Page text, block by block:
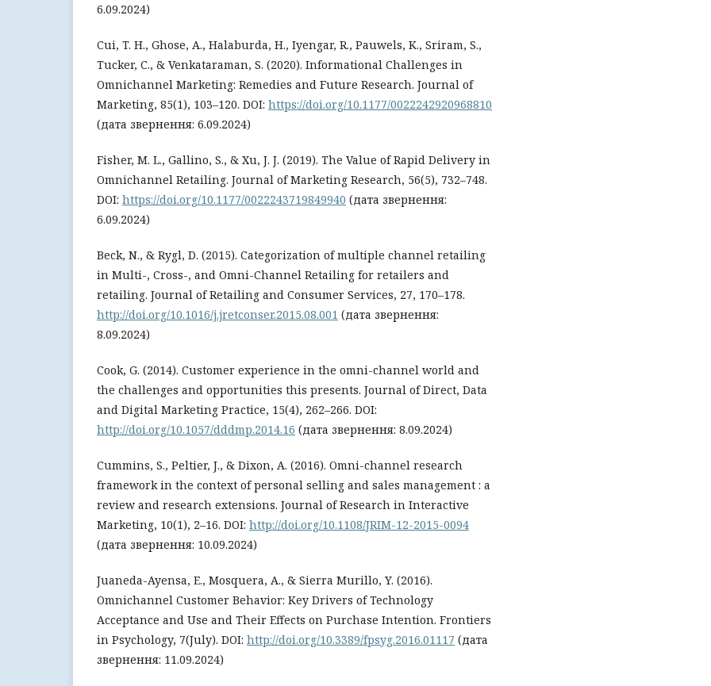
6.09.2024)
Cui, T. H., Ghose, A., Halaburda, H., Iyengar, R., Pauwels, K., Sriram, S.,
Tucker, C., & Venkataraman, S. (2020). Informational Challenges in
Omnichannel Marketing: Remedies and Future Research. Journal of
Marketing, 85(1), 103–120. DOI: https://doi.org/10.1177/0022242920968810
(дата звернення: 6.09.2024)
Fisher, M. L., Gallino, S., & Xu, J. J. (2019). The Value of Rapid Delivery in
Omnichannel Retailing. Journal of Marketing Research, 56(5), 732–748.
DOI: https://doi.org/10.1177/0022243719849940 (дата звернення:
6.09.2024)
Beck, N., & Rygl, D. (2015). Categorization of multiple channel retailing
in Multi-, Cross-, and Omni-Channel Retailing for retailers and
retailing. Journal of Retailing and Consumer Services, 27, 170–178.
http://doi.org/10.1016/j.jretconser.2015.08.001 (дата звернення:
8.09.2024)
Cook, G. (2014). Customer experience in the omni-channel world and
the challenges and opportunities this presents. Journal of Direct, Data
and Digital Marketing Practice, 15(4), 262–266. DOI:
http://doi.org/10.1057/dddmp.2014.16 (дата звернення: 8.09.2024)
Cummins, S., Peltier, J., & Dixon, A. (2016). Omni-channel research
framework in the context of personal selling and sales management : a
review and research extensions. Journal of Research in Interactive
Marketing, 10(1), 2–16. DOI: http://doi.org/10.1108/JRIM-12-2015-0094
(дата звернення: 10.09.2024)
Juaneda-Ayensa, E., Mosquera, A., & Sierra Murillo, Y. (2016).
Omnichannel Customer Behavior: Key Drivers of Technology
Acceptance and Use and Their Effects on Purchase Intention. Frontiers
in Psychology, 7(July). DOI: http://doi.org/10.3389/fpsyg.2016.01117 (дата
звернення: 11.09.2024)